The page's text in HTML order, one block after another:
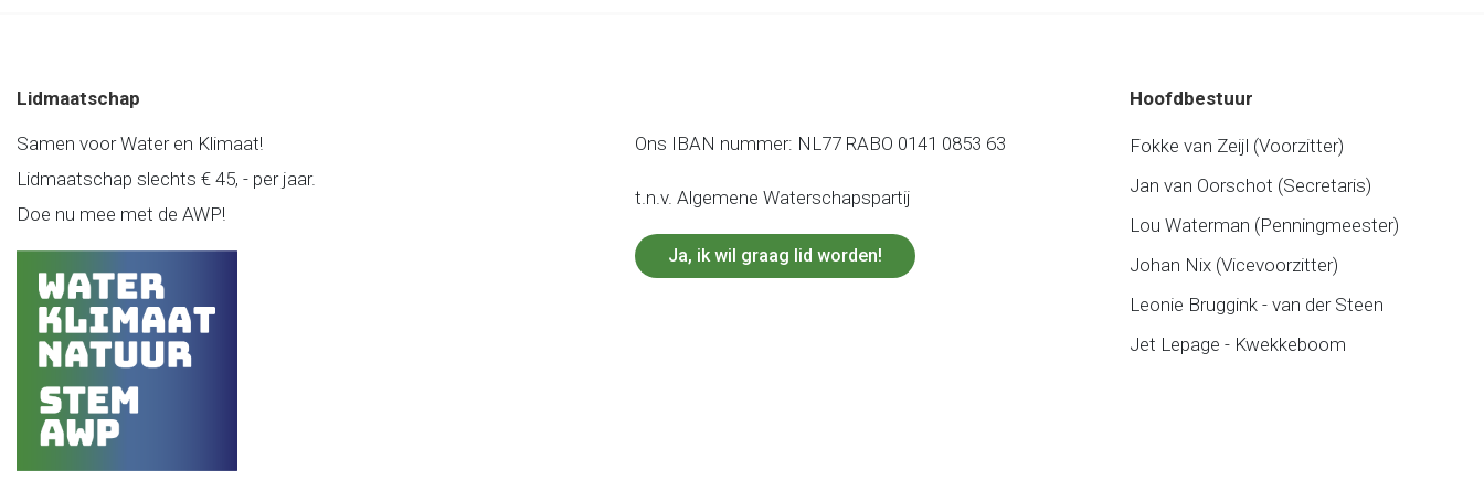
Lidmaatschap Hoofdbestuur
Samen voor Water en Klimaat!
Lidmaatschap slechts € 45, - per jaar.
Doe nu mee met de AWP!
Ons IBAN nummer: NL77 RABO 0141 0853 63
t.n.v. Algemene Waterschapspartij
Ja, ik wil graag lid worden!
Fokke van Zeijl (Voorzitter)
Jan van Oorschot (Secretaris)
Lou Waterman (Penningmeester)
Johan Nix (Vicevoorzitter)
Leonie Bruggink - van der Steen
Jet Lepage - Kwekkeboom